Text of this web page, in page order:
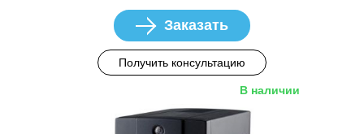
Заказать
Получить консультацию
В наличии